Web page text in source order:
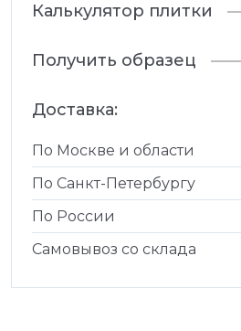
Калькулятор плитки
Получить образец
Доставка:
По Москве и области
По Санкт-Петербургу
По России
Самовывоз со склада